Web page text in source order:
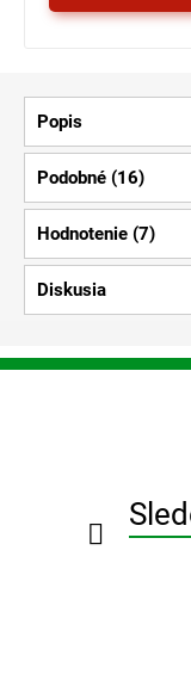
Popis
Podobné (16)
Hodnotenie (7)
Diskusia
Z